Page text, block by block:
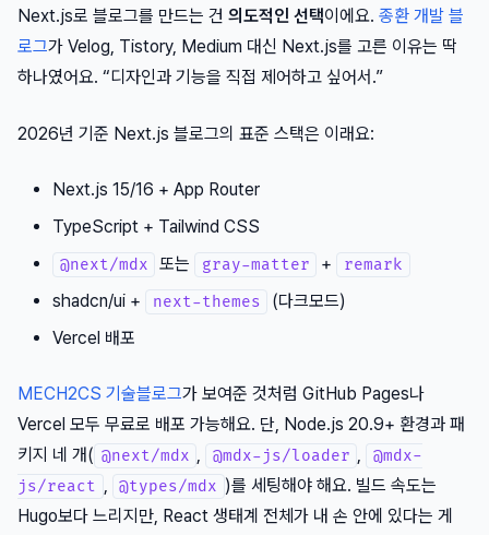
Next.js로 블로그를 만드는 건 의도적인 선택이에요. 종환 개발 블
로그가 Velog, Tistory, Medium 대신 Next.js를 고른 이유는 딱
하나였어요. “디자인과 기능을 직접 제어하고 싶어서.”
2026년 기준 Next.js 블로그의 표준 스택은 이래요:
Next.js 15/16 + App Router
TypeScript + Tailwind CSS
@next/mdx 또는 gray-matter + remark
shadcn/ui + next-themes
(다크모드)
Vercel 배포
MECH2CS 기술블로그가 보여준 것처럼 GitHub Pages나
Vercel 모두 무료로 배포 가능해요. 단, Node.js 20.9+ 환경과 패
키지 네 개( @next/mdx , @mdx-js/loader ,
@mdx-
js/react , @types/mdx )를 세팅해야 해요. 빌드 속도는
Hugo보다 느리지만, React 생태계 전체가 내 손 안에 있다는 게